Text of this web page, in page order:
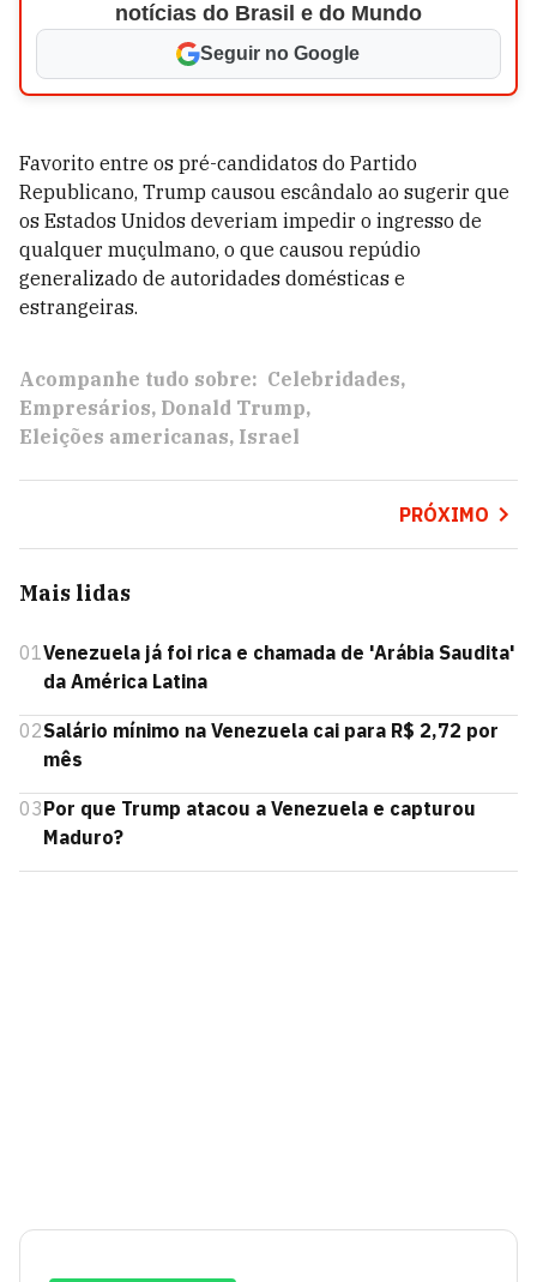
notícias do Brasil e do Mundo
Seguir no Google
Favorito entre os pré-candidatos do Partido
Republicano, Trump causou escândalo ao sugerir que
os Estados Unidos deveriam impedir o ingresso de
qualquer muçulmano, o que causou repúdio
generalizado de autoridades domésticas e
estrangeiras.
Acompanhe tudo sobre: Celebridades
Empresários Donald Trump
Eleições americanas Israel
PRÓXIMO
Mais lidas
01Venezuela já foi rica e chamada de 'Arábia Saudita'
da América Latina
02Salário mínimo na Venezuela cai para R$ 2,72 por
mês
03Por que Trump atacou a Venezuela e capturou
Maduro?